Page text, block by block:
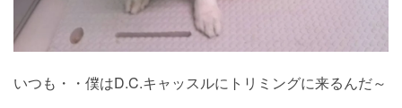
いつも・・僕はD.C.キャッスルにトリミングに来るんだ～